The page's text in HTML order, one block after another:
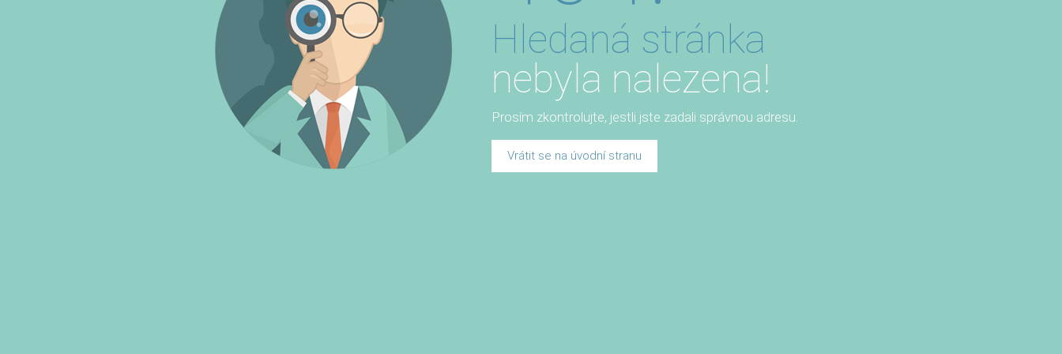
Hledaná stránka
nebyla nalezena!
Prosím zkontrolujte, jestli jste zadali správnou adresu.
Vrátit se na úvodní stranu